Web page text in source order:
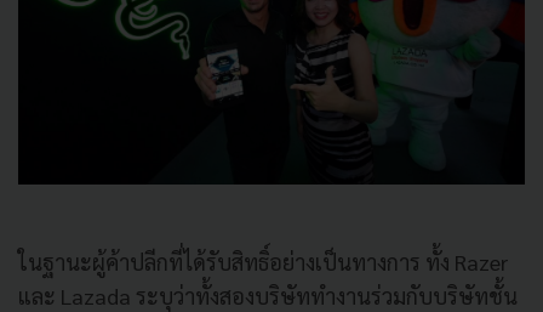
ในฐานะผู้ค้าปลีกที่ได้รับสิทธิ์อย่างเป็นทางการ ทั้ง Razer
และ Lazada ระบุว่าทั้งสองบริษัททำงานร่วมกับบริษัทชั้น